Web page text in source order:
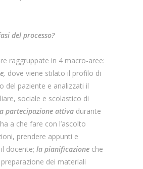
del processo?
raggruppate in 4 macro-aree:
dove viene stilato il profilo di
del paziente e analizzati il
sociale e scolastico di
partecipazione attiva durante
a che fare con l’ascolto
prendere appunti e
docente; la pianificazione che
dei materiali